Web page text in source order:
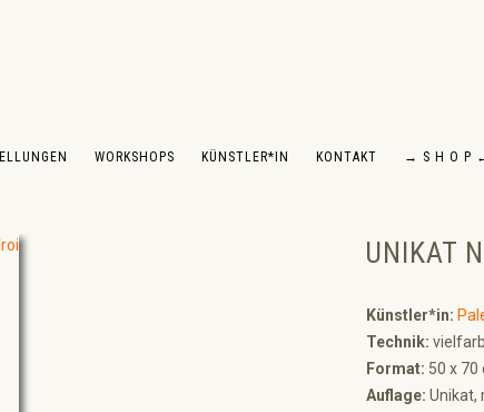
WORKSHOPS KÜNSTLER*IN KONTAKT → S H O P
UNIKAT
Künstler*in:
Technik:
Format: 50 x 70
Auflage: Unikat,